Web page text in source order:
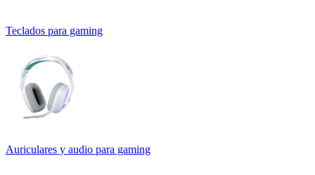
Teclados para gaming
Auriculares y audio para gaming